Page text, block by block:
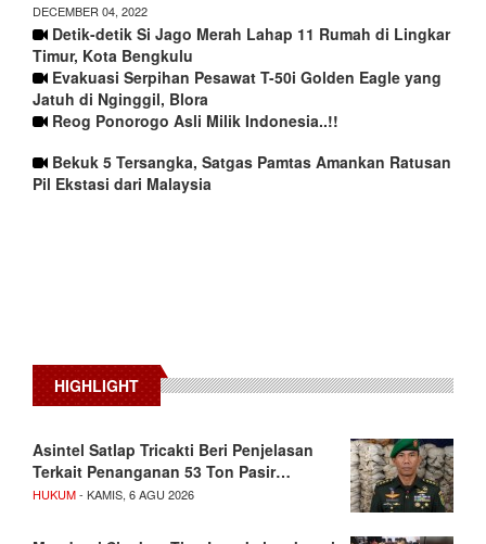
DECEMBER 04, 2022
Detik-detik Si Jago Merah Lahap 11 Rumah di Lingkar
Timur, Kota Bengkulu
Evakuasi Serpihan Pesawat T-50i Golden Eagle yang
Jatuh di Nginggil, Blora
Reog Ponorogo Asli Milik Indonesia..!!
Bekuk 5 Tersangka, Satgas Pamtas Amankan Ratusan
Pil Ekstasi dari Malaysia
HIGHLIGHT
Asintel Satlap Tricakti Beri Penjelasan
Terkait Penanganan 53 Ton Pasir…
HUKUM- KAMIS, 6 AGU 2026